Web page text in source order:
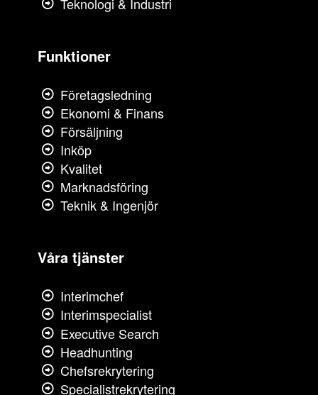
Funktioner
Företagsledning
Ekonomi & Finans
Försäljning
Inköp
Kvalitet
Marknadsföring
Teknik & Ingenjör
Våra tjänster
Interimchef
Interimspecialist
Executive Search
Headhunting
Chefsrekrytering
Specialistrekrytering